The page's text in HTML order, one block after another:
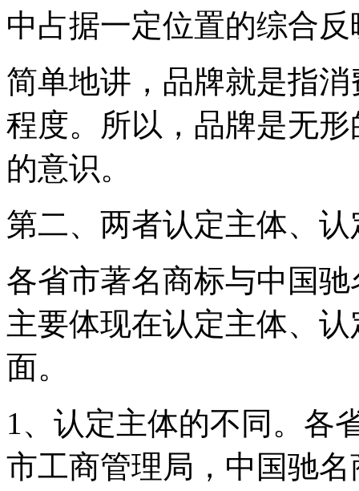
中占据一定位置的综合反
简单地讲，品牌就是指
程度。所以，品牌是无
的意识。
第二、两者认定主体、
各省市著名商标与中国
主要体现在认定主体、
面。
1、认定主体的不同。各
市工商管理局，中国驰